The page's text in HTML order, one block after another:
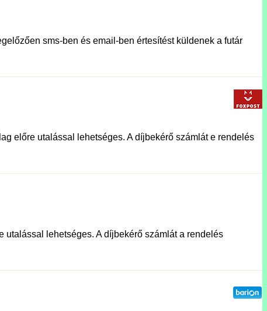
sms-ben és email-ben értesítést küldenek a futár
előre utalással lehetséges. A díjbekérő számlát e rendelés
lehetséges. A díjbekérő számlát a rendelés